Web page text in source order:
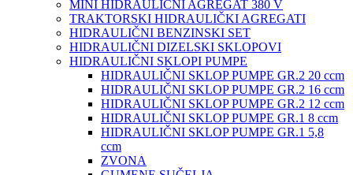
MINI HIDRAULIČNI AGREGAT 380 V
TRAKTORSKI HIDRAULIČKI AGREGATI
HIDRAULIČNI BENZINSKI SET
HIDRAULIČNI DIZELSKI SKLOPOVI
HIDRAULIČNI SKLOPI PUMPE
HIDRAULIČNI SKLOP PUMPE GR.2 20 ccm
HIDRAULIČNI SKLOP PUMPE GR.2 16 ccm
HIDRAULIČNI SKLOP PUMPE GR.2 12 ccm
HIDRAULIČNI SKLOP PUMPE GR.1 8 ccm
HIDRAULIČNI SKLOP PUMPE GR.1 5,8
ccm
ZVONA